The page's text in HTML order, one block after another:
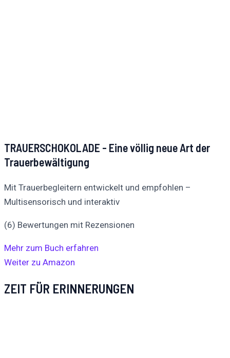
TRAUERSCHOKOLADE - Eine völlig neue Art der
Trauerbewältigung
Mit Trauerbegleitern entwickelt und empfohlen –
Multisensorisch und interaktiv
(6) Bewertungen mit Rezensionen
Mehr zum Buch erfahren
Weiter zu Amazon
ZEIT FÜR ERINNERUNGEN